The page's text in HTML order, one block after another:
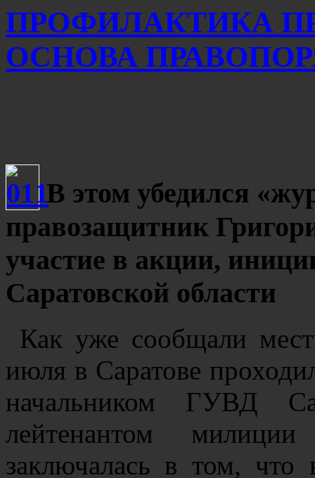
ПРОФИЛАКТИКА
ОСНОВА
В этом убедился
правозащитник
участие в акции,
Саратовской области
Как уже сообщали
июля в Саратове
начальником ГУВД
лейтенантом
заключалась в том,